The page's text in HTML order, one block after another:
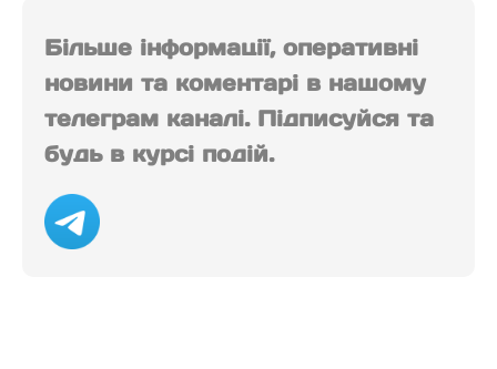
Більше інформації, оперативні
новини та коментарі в нашому
телеграм каналі. Підписуйся та
будь в курсі подій.